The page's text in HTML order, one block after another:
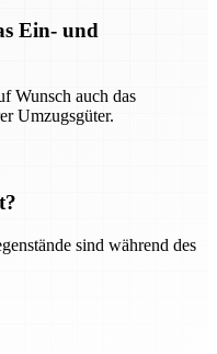
Ein- und
Wunsch auch das
Umzugsgüter.
sind während des